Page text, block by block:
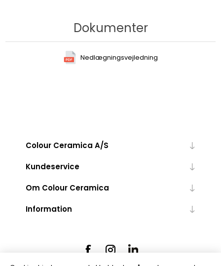
Dokumenter
Nedlægningsvejledning
Colour Ceramica A/S
Kundeservice
Om Colour Ceramica
Information